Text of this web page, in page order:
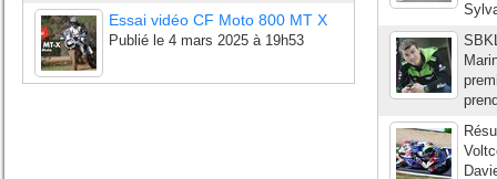
Essai vidéo CF Moto 800 MT X
Publié le 4 mars 2025 à 19h53